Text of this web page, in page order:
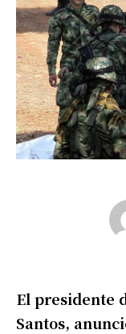
El presidente
Santos,